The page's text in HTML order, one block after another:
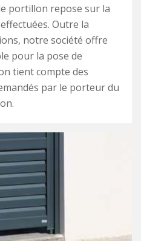
portillon repose sur la
Outre la
notre société offre
pour la pose de
tient compte des
par le porteur du